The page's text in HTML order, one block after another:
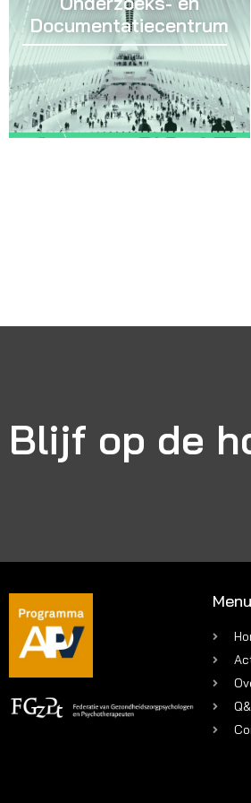
Documentatiecentrum
Blijf op de
Menu